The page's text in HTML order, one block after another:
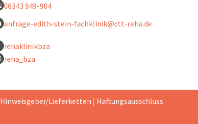
06343 949-904
anfrage-edith-stein-fachklinik@ctt-reha.de
rehaklinikbza
reha_bza
Hinweisgeber/Lieferketten | Haftungsausschluss